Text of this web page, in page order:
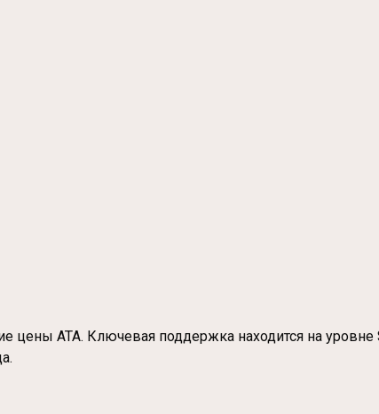
цены ATA. Ключевая поддержка находится на уровне